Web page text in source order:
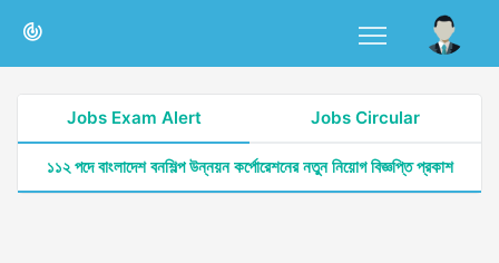
Jobs Exam Alert Jobs Circular
১১২ পদে বাংলাদেশ বনশিল্প উন্নয়ন কর্পোরেশনের নতুন নিয়োগ বিজ্ঞপ্তি প্রকাশ